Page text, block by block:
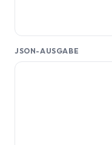
JSON-AUSGABE